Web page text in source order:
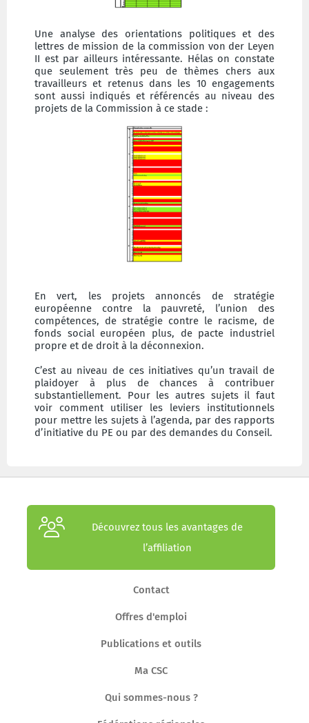
Une analyse des orientations politiques et des
lettres de mission de la commission von der Leyen
II est par ailleurs intéressante. Hélas on constate
que seulement très peu de thèmes chers aux
travailleurs et retenus dans les 10 engagements
sont aussi indiqués et référencés au niveau des
projets de la Commission à ce stade :
En vert, les projets annoncés de stratégie
européenne contre la pauvreté, l’union des
compétences, de stratégie contre le racisme, de
fonds social européen plus, de pacte industriel
propre et de droit à la déconnexion.
C’est au niveau de ces initiatives qu’un travail de
plaidoyer à plus de chances à contribuer
substantiellement. Pour les autres sujets il faut
voir comment utiliser les leviers institutionnels
pour mettre les sujets à l’agenda, par des rapports
d’initiative du PE ou par des demandes du Conseil.
Découvrez tous les avantages de
l’affiliation
Contact
Offres d'emploi
Publications et outils
Ma CSC
Qui sommes-nous ?